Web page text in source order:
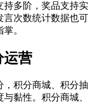
持多阶，奖品支持实
言次数统计数据也可
。
运营
，积分商城、积分抽
黏性。积分商城、